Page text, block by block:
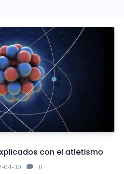
con el atletismo
04-30 0